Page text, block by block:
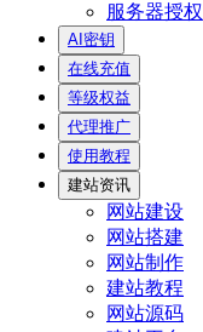
服务器授权
AI密钥
在线充值
等级权益
代理推广
使用教程
建站资讯
网站建设
网站搭建
网站制作
建站教程
网站源码